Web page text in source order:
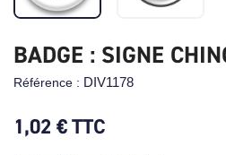
BADGE : SIGNE
Référence : DIV1178
1,02 €TTC